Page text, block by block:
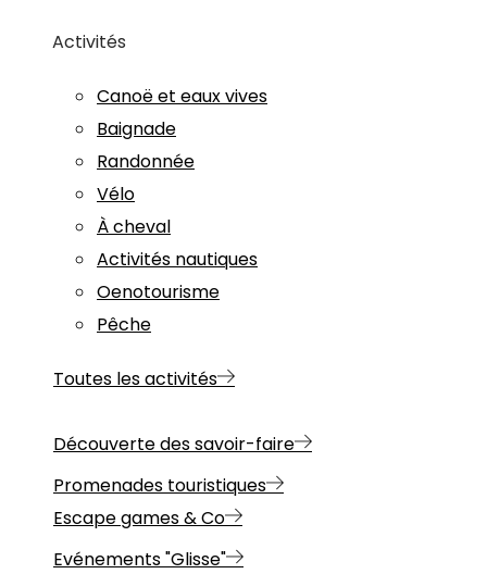
Activités
Canoë et eaux vives
Baignade
Randonnée
Vélo
À cheval
Activités nautiques
Oenotourisme
Pêche
Toutes les activités
Découverte des savoir-faire
Promenades touristiques
Escape games & Co
Evénements "Glisse"